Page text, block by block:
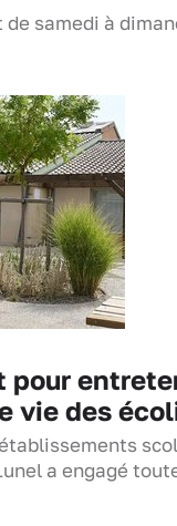
samedi à
pour
vie des
a engagé